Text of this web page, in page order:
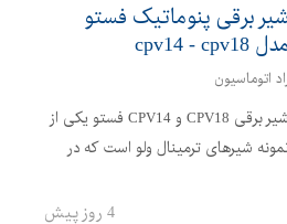
شیر برقی پنوماتیک فستو
مدل cpv14 - cpv18
اتوماسیون
شیر برقی CPV18 و CPV14 فستو یکی از
شیرهای ترمینال ولو است که در
موجود می باشد. عملکرد های شیر برقی :
4 روز پیش